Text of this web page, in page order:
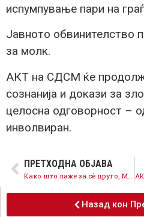
испумпување пари на
Јавното обвинителство
за молк.
АКТ на СДСМ ќе
сознанија и докази за
целосна одговорност –
инволвиран.
ПРЕТХОДНА ОБЈАВА
Како што лаже за сè друго, Мицкоски лаже и за субвенциите
Назад кон